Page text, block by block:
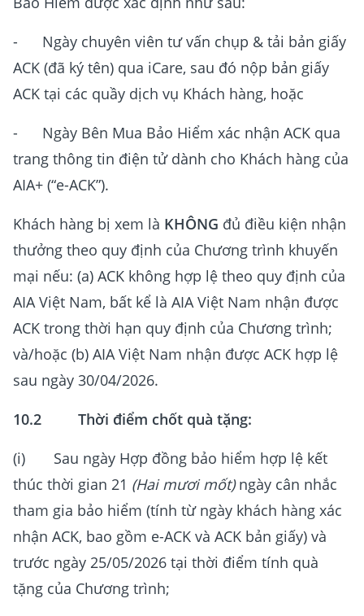
- Ngày chuyên viên tư vấn chụp & tải bản giấy
ACK (đã ký tên) qua iCare, sau đó nộp bản giấy
ACK tại các quầy dịch vụ Khách hàng, hoặc
- Ngày Bên Mua Bảo Hiểm xác nhận ACK qua
trang thông tin điện tử dành cho Khách hàng của
AIA+ (“e-ACK”).
Khách hàng bị xem là KHÔNG đủ điều kiện nhận
thưởng theo quy định của Chương trình khuyến
mại nếu: (a) ACK không hợp lệ theo quy định của
AIA Việt Nam, bất kể là AIA Việt Nam nhận được
ACK trong thời hạn quy định của Chương trình;
và/hoặc (b) AIA Việt Nam nhận được ACK hợp lệ
sau ngày 30/04/2026.
10.2 Thời điểm chốt quà tặng:
(i) Sau ngày Hợp đồng bảo hiểm hợp lệ kết
thúc thời gian 21 (Hai mươi mốt)ngày cân nhắc
tham gia bảo hiểm (tính từ ngày khách hàng xác
nhận ACK, bao gồm e-ACK và ACK bản giấy) và
trước ngày 25/05/2026 tại thời điểm tính quà
tặng của Chương trình;